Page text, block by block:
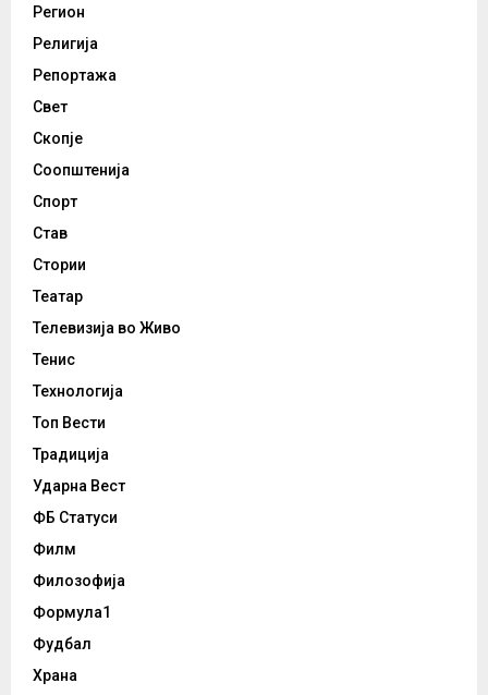
Регион
Религија
Репортажа
Свет
Скопје
Соопштенија
Спорт
Став
Стории
Театар
Телевизија во Живо
Тенис
Технологија
Топ Вести
Традиција
Ударна Вест
ФБ Статуси
Филм
Филозофија
Формула1
Фудбал
Храна